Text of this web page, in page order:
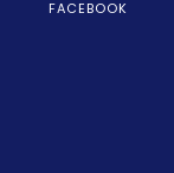
FACEBOOK